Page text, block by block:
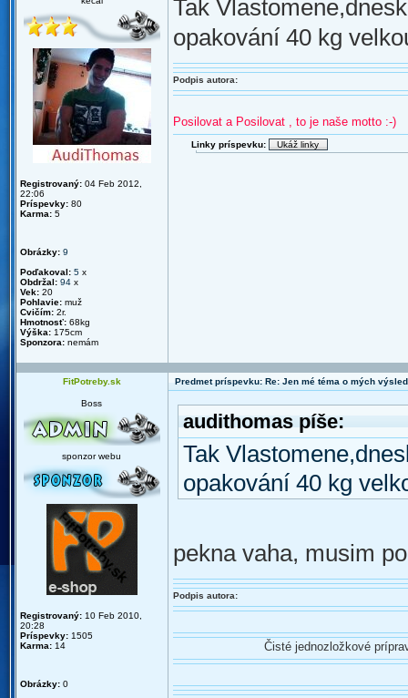
Registrovaný: 04 Feb 2012,
22:06
Príspevky: 80
Karma: 5
Obrázky: 9
Poďakoval: 5 x
Obdržal: 94 x
Vek: 20
Pohlavie: muž
Cvičím: 2r.
Hmotnosť: 68kg
Výška: 175cm
Sponzora: nemám
Tak
opakování 40 kg
Podpis autora:
Posilovat a Posilovat , to je naše motto :-)
Linky príspevku:
FitPotreby.sk Predmet príspevku: Re: Jen mé téma o mých
Boss
sponzor webu
Registrovaný: 10 Feb 2010,
20:28
Príspevky: 1505
Karma: 14
Obrázky: 0
audithomas píše:
Tak
opakování 40 kg
pekna vaha, musim
Podpis autora:
Čisté jednozložkové